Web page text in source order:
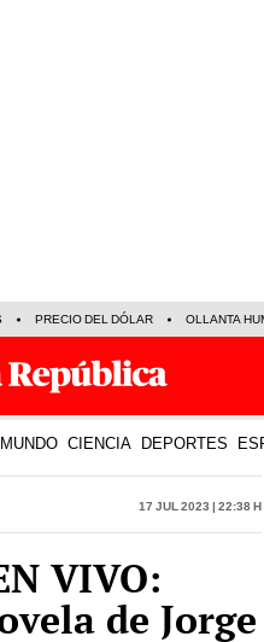
PRECIO DEL DÓLAR OLLANTA
MUNDO CIENCIA DEPORTES
17 Jul 2023 | 22:38 h
VIVO:
de Jorge